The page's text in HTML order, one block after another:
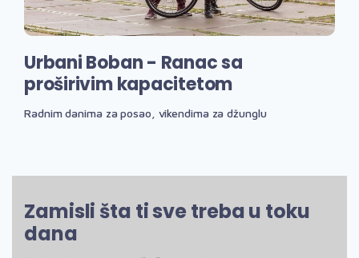
Urbani Boban - Ranac sa
proširivim kapacitetom
Radnim danima za posao, vikendima za džunglu
Zamisli šta ti sve treba u toku
dana